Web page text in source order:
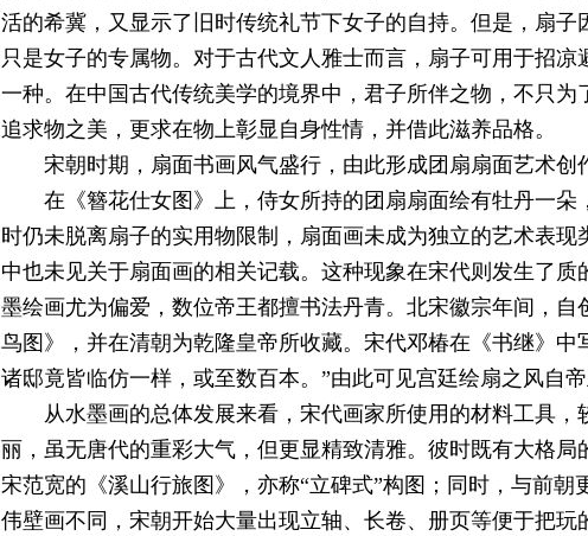
活的希冀，又显示了旧时传统礼节下女子的自持。但是，扇
只是女子的专属物。对于古代文人雅士而言，扇子可用于招
一种。在中国古代传统美学的境界中，君子所伴之物，不只为
追求物之美，更求在物上彰显自身性情，并借此滋养品格。
宋朝时期，扇面书画风气盛行，由此形成团扇扇面艺术创
在《簪花仕女图》上，侍女所持的团扇扇面绘有牡丹一
时仍未脱离扇子的实用物限制，扇面画未成为独立的艺术表
中也未见关于扇面画的相关记载。这种现象在宋代则发生了
墨绘画尤为偏爱，数位帝王都擅书法丹青。北宋徽宗年间，
鸟图》，并在清朝为乾隆皇帝所收藏。宋代邓椿在《书继》
诸邸竟皆临仿一样，或至数百本。”由此可见宫廷绘扇之风自帝
从水墨画的总体发展来看，宋代画家所使用的材料工具，
丽，虽无唐代的重彩大气，但更显精致清雅。彼时既有大格
宋范宽的《溪山行旅图》，亦称“立碑式”构图；同时，与前
伟壁画不同，宋朝开始大量出现立轴、长卷、册页等便于把